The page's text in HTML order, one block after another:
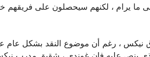
ما يرام ، لكنهم سيحصلون على فريقهم
نيكس ، رغم أن موضوع النقد بشكل